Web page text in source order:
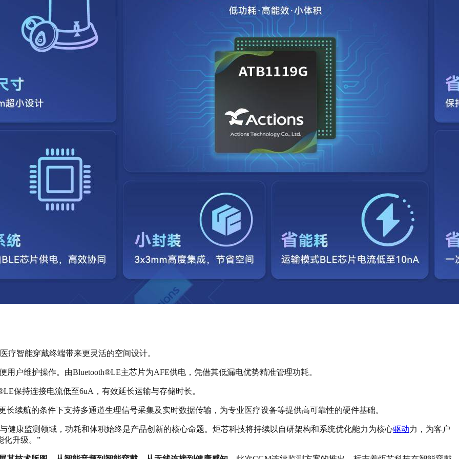
疗智能穿戴终端带来更灵活的空间设计。
用户维护操作。由Bluetooth®LE主芯片为AFE供电，凭借其低漏电优势精准管理功耗。
保持连接电流低至6uA，有效延长运输与存储时长。
续航的条件下支持多通道生理信号采集及实时数据传输，为专业医疗设备等提供高可靠性的硬件基础。
健康监测领域，功耗和体积始终是产品创新的核心命题。炬芯科技将持续以自研架构和系统优化能力为核心驱动力，为客户
化升级。”